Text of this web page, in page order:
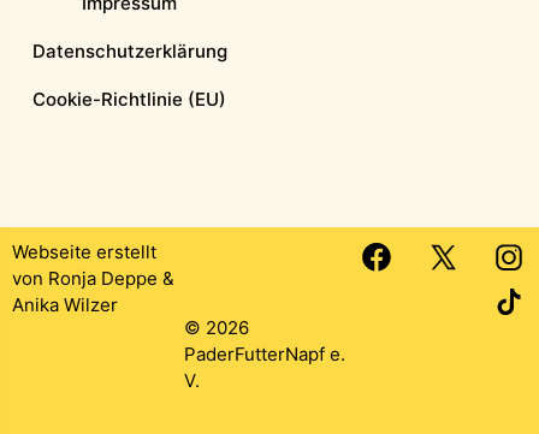
Datenschutzerklärung
Cookie-Richtlinie (EU)
Webseite erstellt
von Ronja Deppe &
Anika Wilzer
© 2026
PaderFutterNapf e.
V.